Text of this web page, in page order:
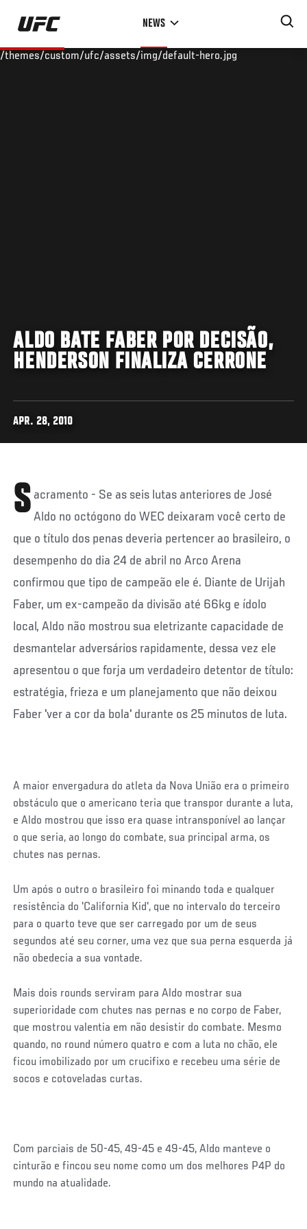
Skip
main
NEWS
/themes/custom/ufc/assets/img/default-hero.jpg
ALDO BATE FABER POR DECISÃO,
HENDERSON FINALIZA CERRONE
APR. 28, 2010
S acramento - Se as seis lutas anteriores de José
Aldo no octógono do WEC deixaram você certo de
que o título dos penas deveria pertencer ao brasileiro, o
desempenho do dia 24 de abril no Arco Arena
confirmou que tipo de campeão ele é. Diante de Urijah
Faber, um ex-campeão da divisão até 66kg e ídolo
local, Aldo não mostrou sua eletrizante capacidade de
desmantelar adversários rapidamente, dessa vez ele
apresentou o que forja um verdadeiro detentor de título:
estratégia, frieza e um planejamento que não deixou
Faber 'ver a cor da bola' durante os 25 minutos de luta.
A maior envergadura do atleta da Nova União era o primeiro
obstáculo que o americano teria que transpor durante a luta,
e Aldo mostrou que isso era quase intransponível ao lançar
o que seria, ao longo do combate, sua principal arma, os
chutes nas pernas.
Um após o outro o brasileiro foi minando toda e qualquer
resistência do 'California Kid', que no intervalo do terceiro
para o quarto teve que ser carregado por um de seus
segundos até seu corner, uma vez que sua perna esquerda já
não obedecia a sua vontade.
Mais dois rounds serviram para Aldo mostrar sua
superioridade com chutes nas pernas e no corpo de Faber,
que mostrou valentia em não desistir do combate. Mesmo
quando, no round número quatro e com a luta no chão, ele
ficou imobilizado por um crucifixo e recebeu uma série de
socos e cotoveladas curtas.
Com parciais de 50-45, 49-45 e 49-45, Aldo manteve o
cinturão e fincou seu nome como um dos melhores P4P do
mundo na atualidade.